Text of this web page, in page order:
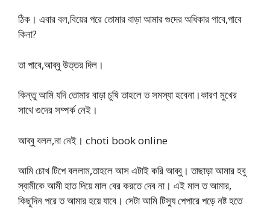
ঠিক। এবার বল,বিয়ের পরে তোমার বাড়া আমার গুদের অধিকার পাবে,পাবে
কিনা?
তা পাবে,আব্বু উত্তর দিল।
কিন্তু আমি যদি তোমার বাড়া চুষি তাহলে ত সমস্যা হবেনা।কারণ মুখের
সাথে গুদের সম্পর্ক নেই।
আব্বু বলল,না নেই। choti book online
আমি চোখ টিপে বললাম,তাহলে আস এটাই করি আব্বু। তাছাড়া আমার হবু
স্বামীকে আমী হাত দিয়ে মাল বের করতে দেব না। এই মাল ত আমার,
কিছুদিন পরে ত আমার হয়ে যাবে। সেটা আমি টিস্যু পেপারে পড়ে নষ্ট হতে